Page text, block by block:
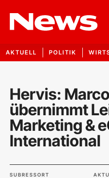
AKTUELL POLITIK
Hervis:
übernimmt
Marketing &
International
SUBRESSORT